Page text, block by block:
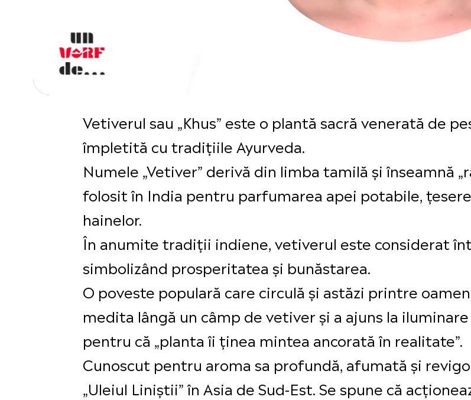
Vetiverul sau „Khus” este o plantă sacră venerată de
împletită cu tradițiile Ayurveda.
Numele „Vetiver” derivă din limba tamilă și înseamnă
folosit în India pentru parfumarea apei potabile,
hainelor.
În anumite tradiții indiene, vetiverul este considerat
simbolizând prosperitatea și bunăstarea.
O poveste populară care circulă și astăzi printre
medita lângă un câmp de vetiver și a ajuns la
pentru că „planta îi ținea mintea ancorată în realitate”.
Cunoscut pentru aroma sa profundă, afumată și
„Uleiul Liniștii” în Asia de Sud-Est. Se spune că